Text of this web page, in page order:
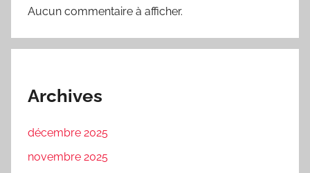
Aucun commentaire à afficher.
Archives
décembre 2025
novembre 2025